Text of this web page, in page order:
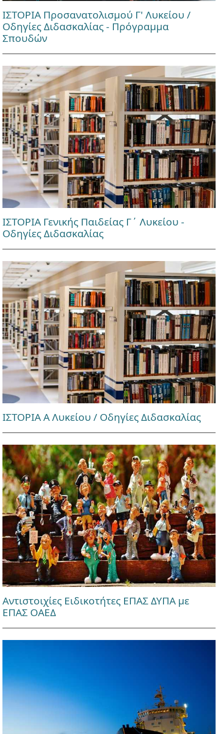
ΙΣΤΟΡΙΑ Προσανατολισμού Γ' Λυκείου /
Οδηγίες Διδασκαλίας - Πρόγραμμα
Σπουδών
ΙΣΤΟΡΙΑ Γενικής Παιδείας Γ΄ Λυκείου -
Οδηγίες Διδασκαλίας
ΙΣΤΟΡΙΑ Α Λυκείου / Οδηγίες Διδασκαλίας
Αντιστοιχίες Ειδικοτήτες ΕΠΑΣ ΔΥΠΑ με
ΕΠΑΣ ΟΑΕΔ